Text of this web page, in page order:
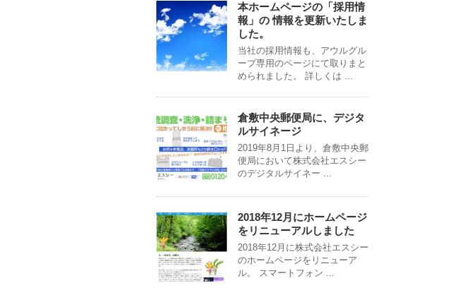
本ホームページの「採用情
報」の 情報を更新いたしま
した。
当社の採用情報も、アウルグル
ープ専用のページにて取りまと
められました。 詳しくは ...
倉敷中央郵便局に、デジタ
ルサイネージ
2019年8月1日より、倉敷中央郵
便局において株式会社エスシー
のデジタルサイネー ...
2018年12月にホームページ
をリニューアルしました
2018年12月に株式会社エスシー
のホームページをリニューア
ル。 スマートフォン ...